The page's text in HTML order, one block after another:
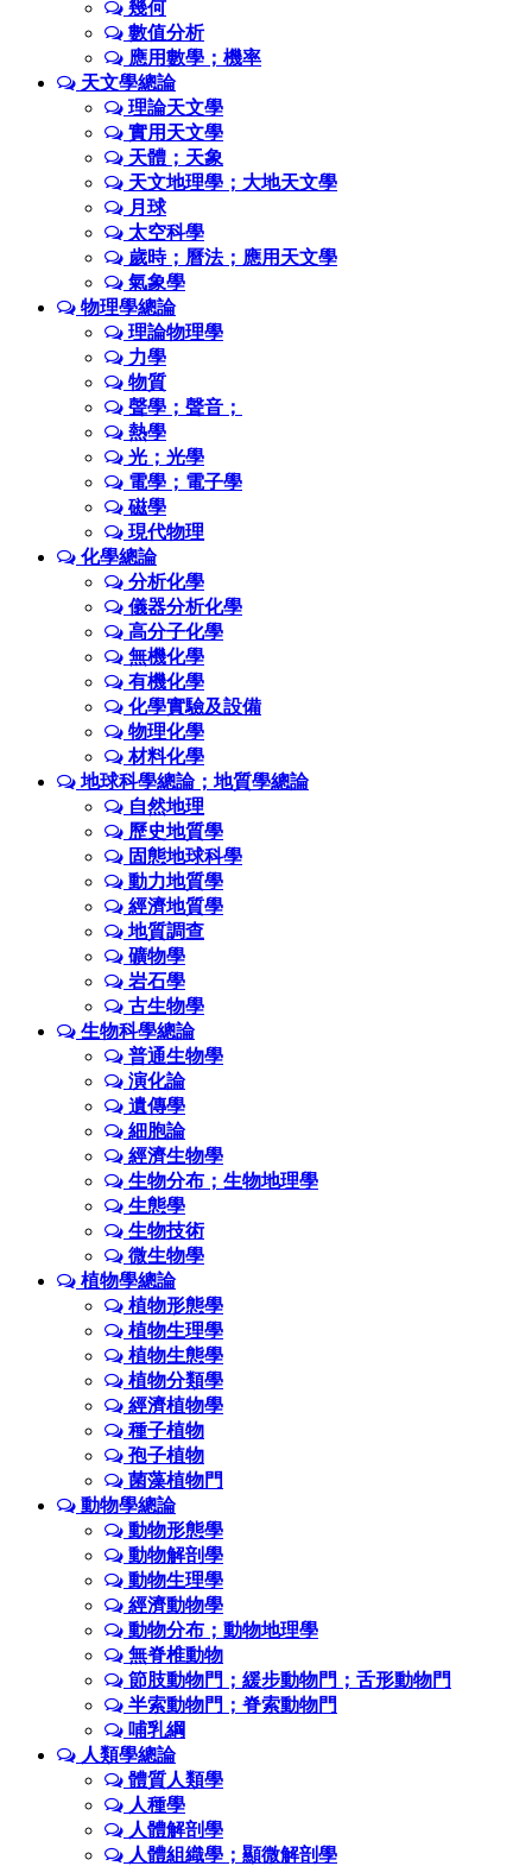
幾何
數值分析
應用數學；機率
天文學總論
理論天文學
實用天文學
天體；天象
天文地理學；大地天文學
月球
太空科學
歲時；曆法；應用天文學
氣象學
物理學總論
理論物理學
力學
物質
聲學；聲音；
熱學
光；光學
電學；電子學
磁學
現代物理
化學總論
分析化學
儀器分析化學
高分子化學
無機化學
有機化學
化學實驗及設備
物理化學
材料化學
地球科學總論；地質學總論
自然地理
歷史地質學
固態地球科學
動力地質學
經濟地質學
地質調查
礦物學
岩石學
古生物學
生物科學總論
普通生物學
演化論
遺傳學
細胞論
經濟生物學
生物分布；生物地理學
生態學
生物技術
微生物學
植物學總論
植物形態學
植物生理學
植物生態學
植物分類學
經濟植物學
種子植物
孢子植物
菌藻植物門
動物學總論
動物形態學
動物解剖學
動物生理學
經濟動物學
動物分布；動物地理學
無脊椎動物
節肢動物門；緩步動物門；舌形動物門
半索動物門；脊索動物門
哺乳綱
人類學總論
體質人類學
人種學
人體解剖學
人體組織學；顯微解剖學